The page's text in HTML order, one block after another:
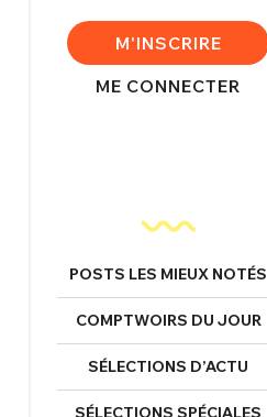
M'INSCRIRE
ME CONNECTER
POSTS LES MIEUX NOTÉS
COMPTWOIRS DU JOUR
SÉLECTIONS D’ACTU
SÉLECTIONS SPÉCIALES
Mot de passe perdu ?
FERMER
Un Thread
C'EST PARTI